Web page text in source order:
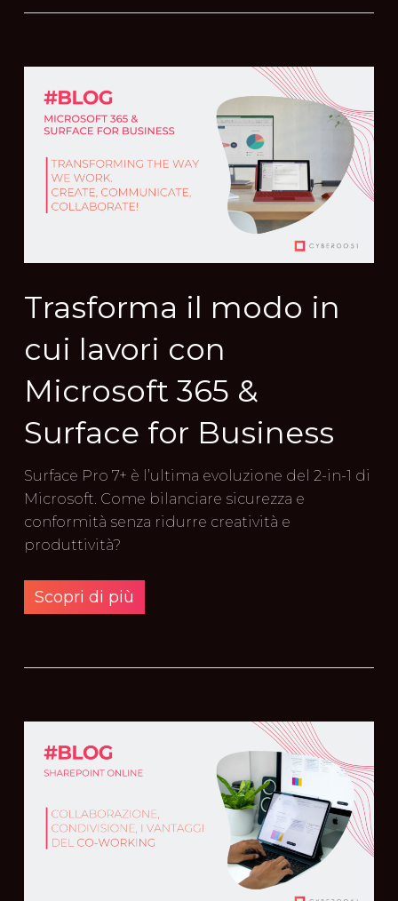
Trasforma il modo in
cui lavori con
Microsoft 365 &
Surface for Business
Surface Pro 7+ è l’ultima evoluzione del 2-in-1 di
Microsoft. Come bilanciare sicurezza e
conformità senza ridurre creatività e
produttività?
Scopri di più